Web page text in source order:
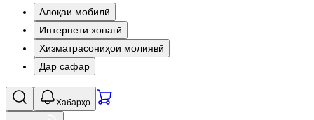
Алоқаи мобилӣ
Интернети хонагӣ
Хизматрасониҳои молиявӣ
Дар сафар
Хабарҳо